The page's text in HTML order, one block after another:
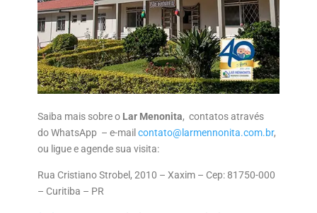
Saiba mais sobre o Lar Menonita, contatos através
do WhatsApp – e-mail contato@larmennonita.com.br,
ou ligue e agende sua visita:
Rua Cristiano Strobel, 2010 – Xaxim – Cep: 81750-000
– Curitiba – PR